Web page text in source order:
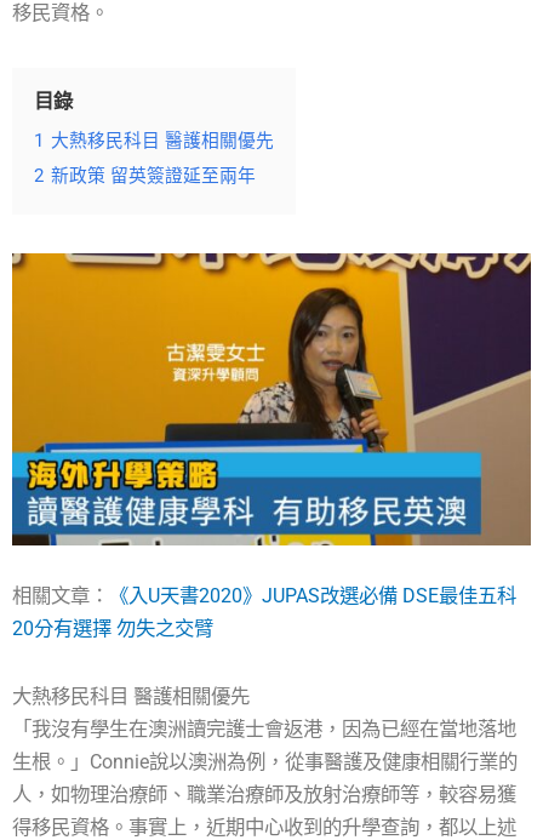
移民資格。
目錄
1 大熱移民科目 醫護相關優先
2 新政策 留英簽證延至兩年
相關文章：
《入U天書2020》JUPAS改選必備 DSE最佳五科
20分有選擇 勿失之交臂
大熱移民科目 醫護相關優先
「我沒有學生在澳洲讀完護士會返港，因為已經在當地落地
生根。」Connie說以澳洲為例，從事醫護及健康相關行業的
人，如物理治療師、職業治療師及放射治療師等，較容易獲
得移民資格。事實上，近期中心收到的升學查詢，都以上述